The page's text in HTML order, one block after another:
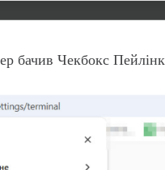
бачив Чекбокс